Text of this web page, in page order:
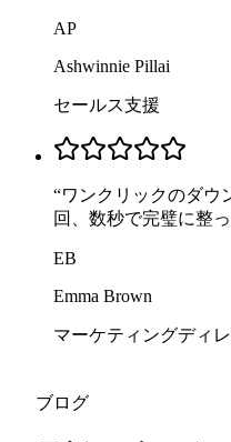
AP
Ashwinnie Pillai
セールス支援
“ワンクリックのダウ
回、数秒で完璧に整
EB
Emma Brown
マーケティングディ
ブログ